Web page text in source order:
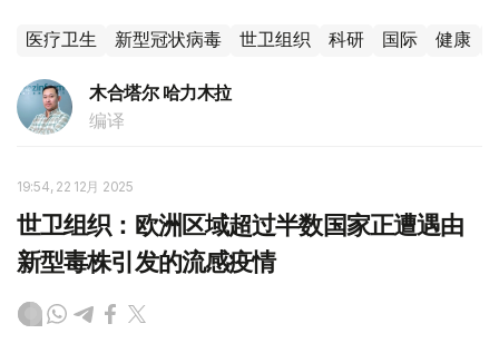
医疗卫生 新型冠状病毒 世卫组织 科研 国际 健康
木合塔尔 哈力木拉
编译
19:54, 22 12月 2025
世卫组织：欧洲区域超过半数国家正遭遇由
新型毒株引发的流感疫情